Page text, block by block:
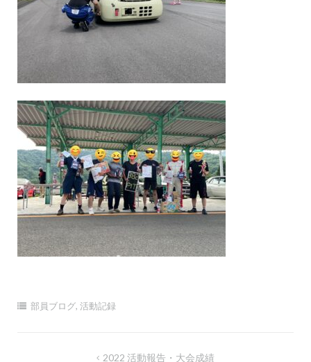
部員ブログ, 活動記録
2022 活動報告・大会成績